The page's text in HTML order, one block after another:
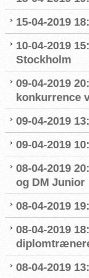
15-04-2019
10-04-2019
Stockholm
09-04-2019
konkurrence
09-04-2019
09-04-2019
08-04-2019
og DM Junior
08-04-2019
08-04-2019
08-04-2019